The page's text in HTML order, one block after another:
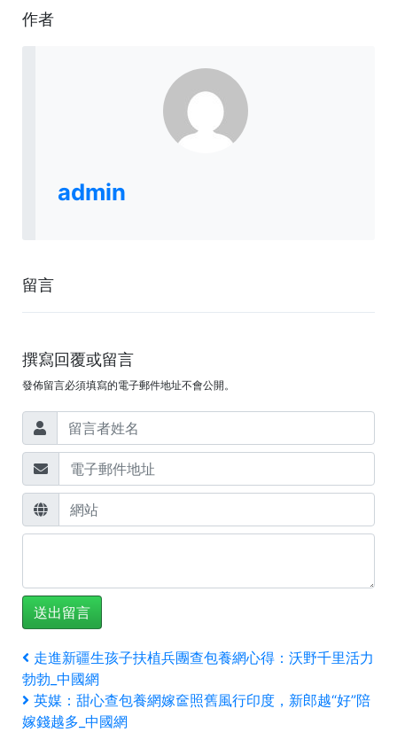
作者
admin
留言
撰寫回覆或留言
發佈留言必須填寫的電子郵件地址不會公開。
文
章
上
一
篇
文
走進新疆生孩子扶植兵團查包養網心得：沃野千里活力
勃勃_中國網
下
一
英媒：甜心查包養網嫁奩照舊風行印度，新郎越“好”陪
嫁錢越多_中國網